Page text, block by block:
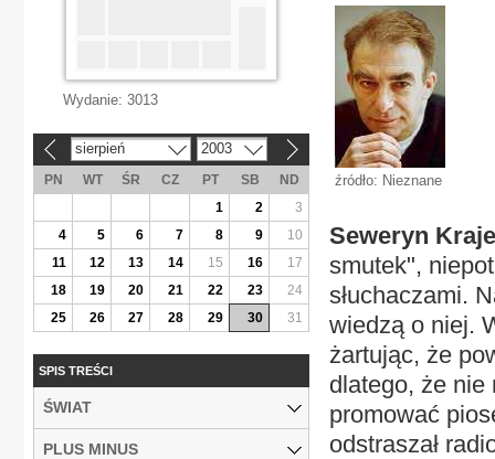
źródło: Nieznane
Seweryn
smutek",
słuchaczami.
wiedzą o niej.
żartując, że
dlatego, że nie
promować
odstraszał
Wydanie: 3013
sierpień 2003
PN WT ŚR CZ PT SB
ND
1
2
3
4
5 6 7 8 9
10
11
12 13 14 15 16
17
18
19 20 21 22 23
24
25
26 27 28 29 30 31
SPIS TREŚCI
ŚWIAT
PLUS MINUS